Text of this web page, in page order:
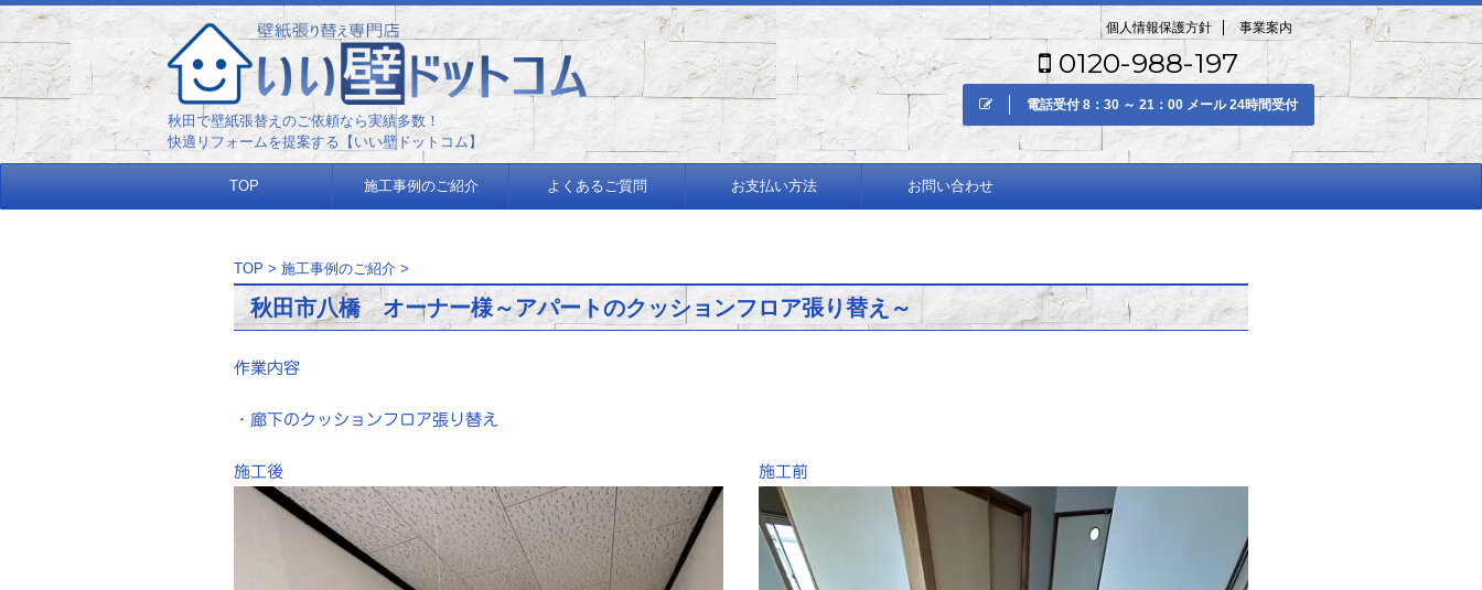
秋田で壁紙張替えのご依頼なら実績多数！
快適リフォームを提案する【いい壁ドットコム】
個人情報保護方針 事業案内
0120-988-197
電話受付 8：30 ～ 21：00 メール 24時間受付
TOP 施工事例のご紹介 よくあるご質問 お支払い方法 お問い合わせ
TOP > 施工事例のご紹介 >
秋田市八橋 オーナー様～アパートのクッションフロア張り替え～
作業内容
・廊下のクッションフロア張り替え
施工後 施工前